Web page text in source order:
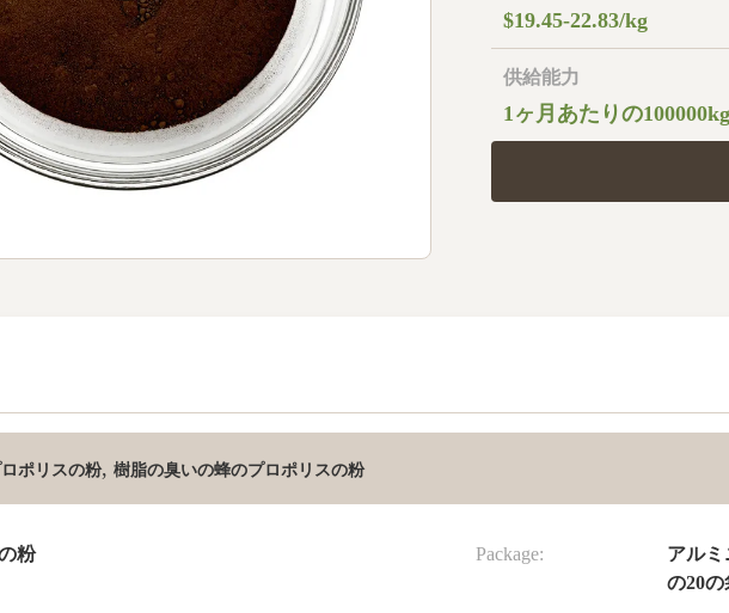
$19.45-22.83/kg
供給能力
1ヶ月あたりの
ポリスの粉, 樹脂の臭いの蜂のプロポリスの粉
粉 Package:
アルミ
の20の